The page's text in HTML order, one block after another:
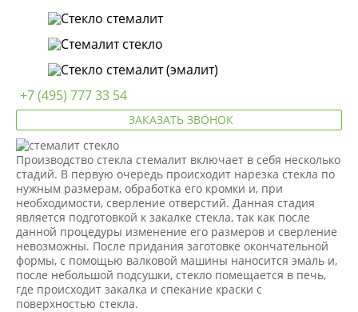
+7 (495) 777 33 54
ЗАКАЗАТЬ ЗВОНОК
Производство стекла стемалит включает в себя несколько
стадий. В первую очередь происходит нарезка стекла по
нужным размерам, обработка его кромки и, при
необходимости, сверление отверстий. Данная стадия
является подготовкой к закалке стекла, так как после
данной процедуры изменение его размеров и сверление
невозможны. После придания заготовке окончательной
формы, с помощью валковой машины наносится эмаль и,
после небольшой подсушки, стекло помещается в печь,
где происходит закалка и спекание краски с
поверхностью стекла.